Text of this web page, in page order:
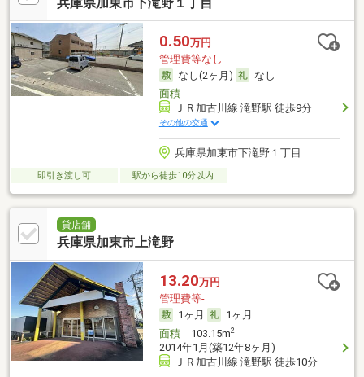
0.50万円
管理費等なし
なし(2ヶ月)
なし
面積-
ＪＲ加古川線 滝野駅 徒歩9分
その他の交通
兵庫県加東市下滝野１丁目
即引き渡し可 駅から徒歩10分以内
貸店舗
兵庫県加東市上滝野
13.20万円
管理費等-
1ヶ月
1ヶ月
面積103.15m2
2014年1月(築12年8ヶ月)
ＪＲ加古川線 滝野駅 徒歩10分